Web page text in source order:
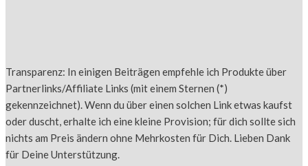
Transparenz: In einigen Beiträgen empfehle ich Produkte über
Partnerlinks/Affiliate Links (mit einem Sternen (*)
gekennzeichnet). Wenn du über einen solchen Link etwas kaufst
oder duscht, erhalte ich eine kleine Provision; für dich sollte sich
nichts am Preis ändern ohne Mehrkosten für Dich. Lieben Dank
für Deine Unterstützung.